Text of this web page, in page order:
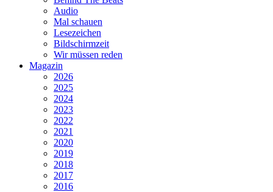
Audio
Mal schauen
Lesezeichen
Bildschirmzeit
Wir müssen reden
Magazin
2026
2025
2024
2023
2022
2021
2020
2019
2018
2017
2016